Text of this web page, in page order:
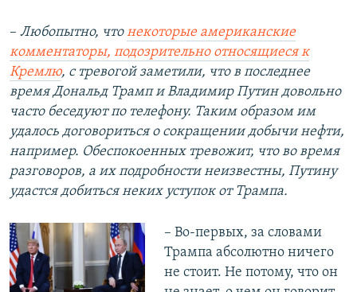
– Любопытно, чтонекоторые американские
комментаторы, подозрительно относящиеся к
Кремлю, с тревогой заметили, что в последнее
время Дональд Трамп и Владимир Путин довольно
часто беседуют по телефону. Таким образом им
удалось договориться о сокращении добычи нефти,
например. Обеспокоенных тревожит, что во время
разговоров, а их подробности неизвестны, Путину
удастся добиться неких уступок от Трампа.
– Во-первых, за словами
Трампа абсолютно ничего
не стоит. Не потому, что он